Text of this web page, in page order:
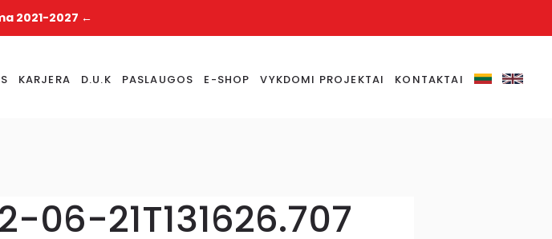
2021-2027 ←
KARJERA D.U.K PASLAUGOS E-SHOP VYKDOMI PROJEKTAI KONTAKTAI
06-21T131626.707